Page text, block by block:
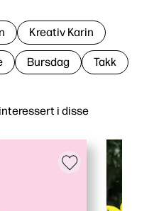
i disse
Kreativ Karin
Bursdag Takk